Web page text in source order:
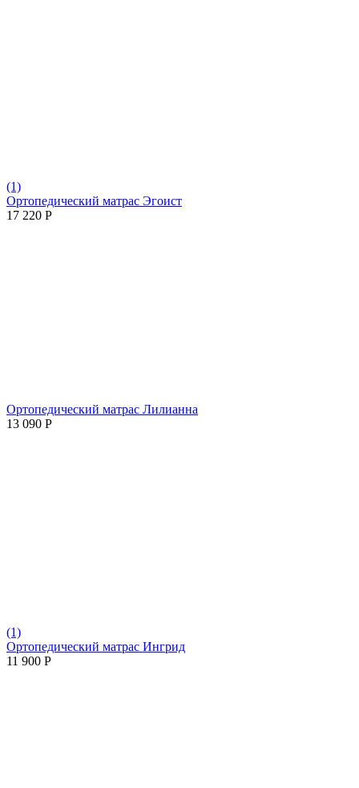
(1)
Ортопедический матрас Эгоист
17 220 Р
Ортопедический матрас Лилианна
13 090 Р
(1)
Ортопедический матрас Ингрид
11 900 Р